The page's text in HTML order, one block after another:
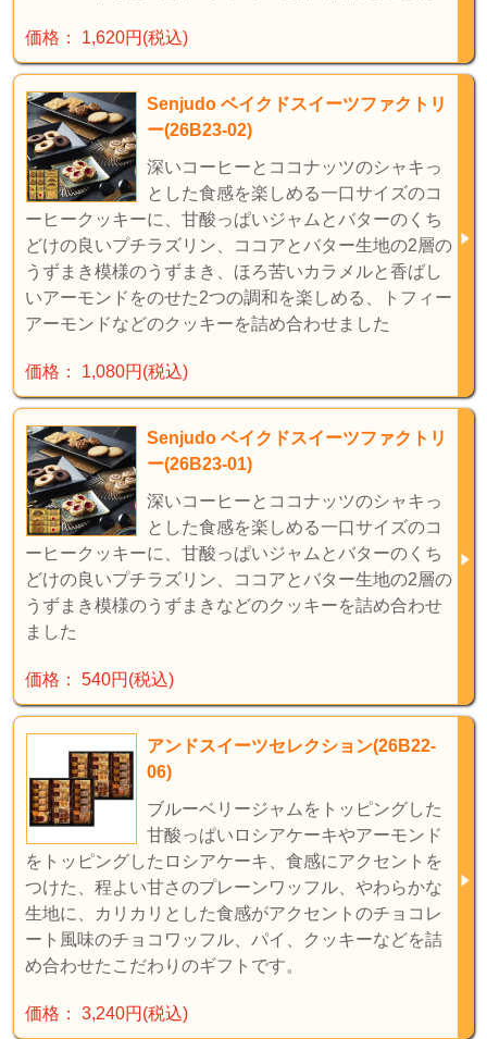
価格： 1,620円(税込)
Senjudo ベイクドスイーツファクトリ
ー(26B23-02)
深いコーヒーとココナッツのシャキっ
とした食感を楽しめる一口サイズのコ
ーヒークッキーに、甘酸っぱいジャムとバターのくち
どけの良いプチラズリン、ココアとバター生地の2層の
うずまき模様のうずまき、ほろ苦いカラメルと香ばし
いアーモンドをのせた2つの調和を楽しめる、トフィー
アーモンドなどのクッキーを詰め合わせました
価格： 1,080円(税込)
Senjudo ベイクドスイーツファクトリ
ー(26B23-01)
深いコーヒーとココナッツのシャキっ
とした食感を楽しめる一口サイズのコ
ーヒークッキーに、甘酸っぱいジャムとバターのくち
どけの良いプチラズリン、ココアとバター生地の2層の
うずまき模様のうずまきなどのクッキーを詰め合わせ
ました
価格： 540円(税込)
アンドスイーツセレクション(26B22-
06)
ブルーベリージャムをトッピングした
甘酸っぱいロシアケーキやアーモンド
をトッピングしたロシアケーキ、食感にアクセントを
つけた、程よい甘さのプレーンワッフル、やわらかな
生地に、カリカリとした食感がアクセントのチョコレ
ート風味のチョコワッフル、パイ、クッキーなどを詰
め合わせたこだわりのギフトです。
価格： 3,240円(税込)